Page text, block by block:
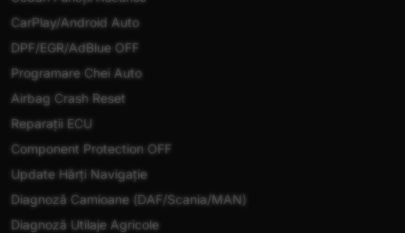
CarPlay/Android Auto
DPF/EGR/AdBlue OFF
Programare Chei Auto
Airbag Crash Reset
Reparații ECU
Component Protection OFF
Update Hărți Navigație
Diagnoză Camioane (DAF/Scania/MAN)
Diagnoză Utilaje Agricole